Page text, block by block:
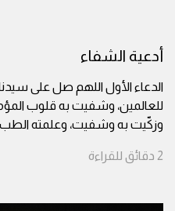
أدعية الشفاء
الدعاء الأول اللهم صل على
للعالمين، وشفيت به قلوب
وزكّيت به وشفيت، وعلمته
2 دقائق للقراءة